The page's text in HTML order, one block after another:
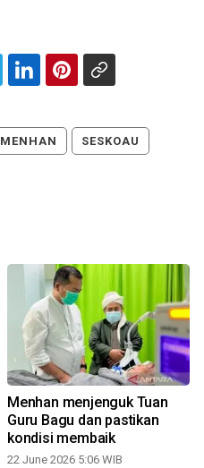
MENHAN SESKOAU
Menhan menjenguk Tuan
Guru Bagu dan pastikan
kondisi membaik
22 June 2026 5:06 WIB